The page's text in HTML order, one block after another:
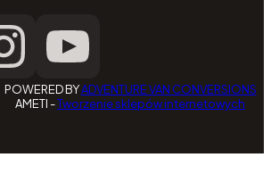
POWERED BYADVENTURE VAN CONVERSIONS
AMETI -Tworzenie sklepów internetowych